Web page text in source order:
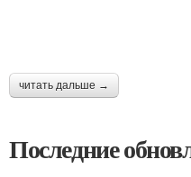
читать дальше →
Последние